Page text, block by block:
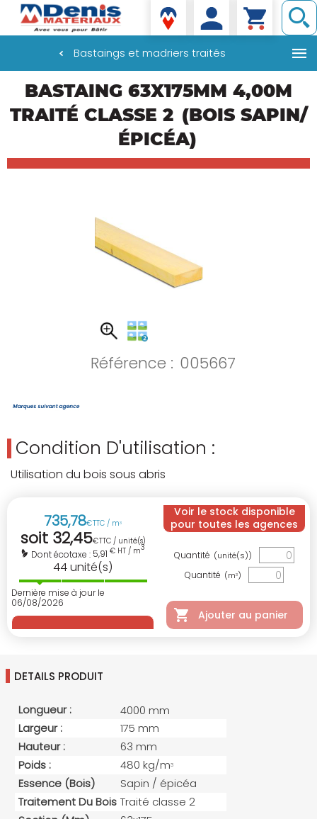
principal
Denis matériaux
Bastaings et madriers traités
BASTAING 63X175MM 4,00M
TRAITÉ CLASSE 2 (BOIS SAPIN/
ÉPICÉA)
Référence : 005667
Condition D'utilisation :
Utilisation du bois sous abris
735,78€TTC / m3
soit 32,45€TTC / unité(s)
Dont écotaxe : 5,91 € HT / m3
44unité(s)
Dernière mise à jour le
06/08/2026
Voir le stock disponible
pour toutes les agences
Quantité (unité(s))
Quantité (m3)
Ajouter au panier
DETAILS PRODUIT
Longueur :
4000 mm
Largeur :
175 mm
Hauteur :
63 mm
Poids :
480 kg/m3
Essence (bois)
Sapin / épicéa
Traitement Du Bois Traité classe 2